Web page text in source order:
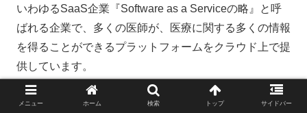
いわゆるSaaS企業『Software as a Serviceの略』と呼
ばれる企業で、多くの医師が、医療に関する多くの情報
を得ることができるプラットフォームをクラウド上で提
供しています。
新薬や、新しい技術を容易に知る事が出来、医師が患者
メニュー ホーム 検索 トップ サイドバー